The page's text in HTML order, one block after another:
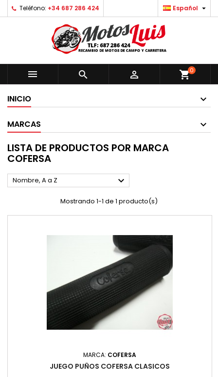
Teléfono: +34 687 286 424 Español 
   shopping_cart0
INICIO
MARCAS
LISTA DE PRODUCTOS POR MARCA
COFERSA
Nombre, A a Z 
Mostrando 1-1 de 1 producto(s)
MARCA: COFERSA
JUEGO PUÑOS COFERSA CLASICOS